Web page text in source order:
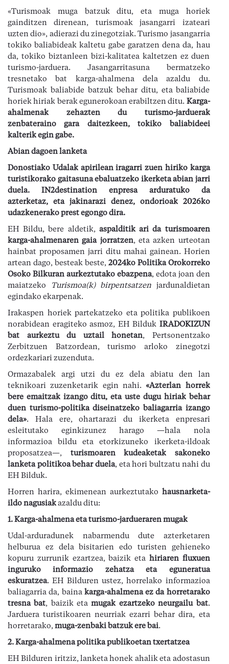
«Turismoak muga batzuk ditu, eta muga horiek
gainditzen direnean, turismoak jasangarri izateari
uzten dio», adierazi du zinegotziak. Turismo jasangarria
tokiko baliabideak kaltetu gabe garatzen dena da, hau
da, tokiko biztanleen bizi-kalitatea kaltetzen ez duen
turismo-jarduera. Jasangarritasuna bermatzeko
tresnetako bat karga-ahalmena dela azaldu du.
Turismoak baliabide batzuk behar ditu, eta baliabide
horiek hiriak berak egunerokoan erabiltzen ditu. Karga-
ahalmenak zehazten du turismo-jarduerak
zenbateraino gara daitezkeen, tokiko baliabideei
kalterik egin gabe.
Abian dagoen lanketa
Donostiako Udalak apirilean iragarri zuen hiriko karga
turistikorako gaitasuna ebaluatzeko ikerketa abian jarri
duela. IN2destination enpresa arduratuko da
azterketaz, eta jakinarazi denez, ondorioak 2026ko
udazkenerako prest egongo dira.
EH Bildu, bere aldetik, aspalditik ari daturismoaren
karga-ahalmenaren gaia jorratzen, eta azken urteotan
hainbat proposamen jarri ditu mahai gainean. Horien
artean dago, besteak beste, 2024ko Politika Orokorreko
Osoko Bilkuran aurkeztutako ebazpena, edota joan den
maiatzeko
Turismoa(k) birpentsatzen jardunaldietan
egindako ekarpenak.
Irakaspen horiek partekatzeko eta politika publikoen
norabidean eragiteko asmoz, EH Bilduk IRADOKIZUN
bat aurkeztu du uztail honetan, Pertsonentzako
Zerbitzuen Batzordean, turismo arloko zinegotzi
ordezkariari zuzenduta.
Ormazabalek argi utzi du ez dela abiatu den lan
teknikoari zuzenketarik egin nahi.«Azterlan horrek
bere emaitzak izango ditu, eta uste dugu hiriak behar
duen turismo-politika diseinatzeko baliagarria izango
dela». Hala ere, ohartarazi du ikerketa enpresari
esleitutako eginkizunez harago —hala nola
informazioa bildu eta etorkizuneko ikerketa-ildoak
proposatzea—, turismoaren kudeaketak sakoneko
lanketa politikoa behar duela, eta hori bultzatu nahi du
EH Bilduk.
Horren harira, ekimenean aurkeztutako hausnarketa-
ildo nagusiak azaldu ditu:
1. Karga-ahalmena eta turismo-jardueraren mugak
Udal-arduradunek nabarmendu dute azterketaren
helburua ez dela bisitarien edo turisten gehieneko
kopuru zurrunik ezartzea, baizik eta hiriaren fluxuen
inguruko informazio zehatza eta eguneratua
eskuratzea. EH Bilduren ustez, horrelako informazioa
baliagarria da, baina karga-ahalmena ez da horretarako
tresna bat, baizik etamugak ezartzeko neurgailu bat.
Jarduera turistikoaren neurriak ezarri behar dira, eta
horretarako, muga-zenbaki batzuk ere bai.
2. Karga-ahalmena politika publikoetan txertatzea
EH Bilduren iritziz, lanketa honek ahalik eta adostasun